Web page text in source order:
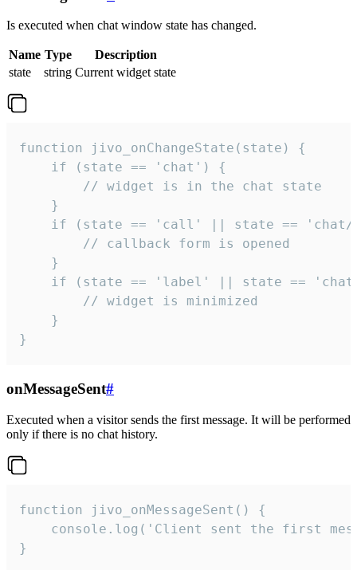
Is executed when chat window state has changed.
Name Type
Description
state
string Current widget state
function jivo_onChangeState(state) {
    if (state == 'chat') {
        // widget is in the chat state
    }
if (state == 'call' || state ==
        // callback form is opened
    }
if (state == 'label' || state ==
        // widget is minimized
    }
}
onMessageSent#
Executed when a visitor sends the first message. It will be performed
only if there is no chat history.
function jivo_onMessageSent() {
console.log('Client sent the first
}